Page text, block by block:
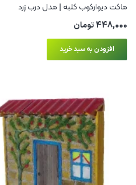
ماکت دیوارکوب کلبه | مدل درب زرد
448,000تومان
افزودن به سبد خرید